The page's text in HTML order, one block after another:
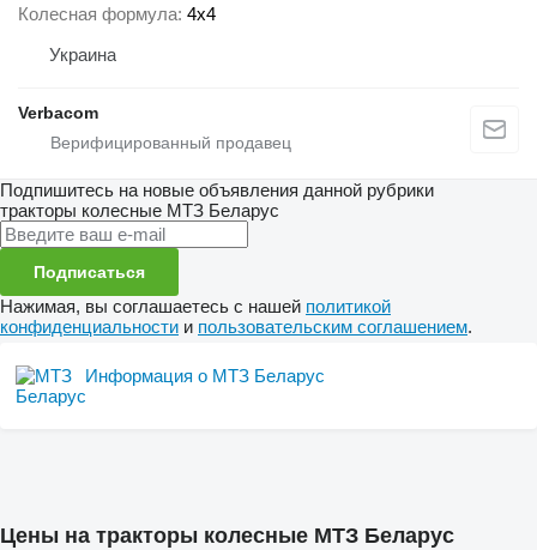
Колесная формула 4x4
Украина
Verbacom
Подпишитесь на новые объявления данной рубрики
тракторы колесные МТЗ Беларус
Подписаться
Нажимая, вы соглашаетесь с нашей политикой
конфиденциальности и пользовательским соглашением.
Информация о МТЗ Беларус
Цены на тракторы колесные МТЗ Беларус